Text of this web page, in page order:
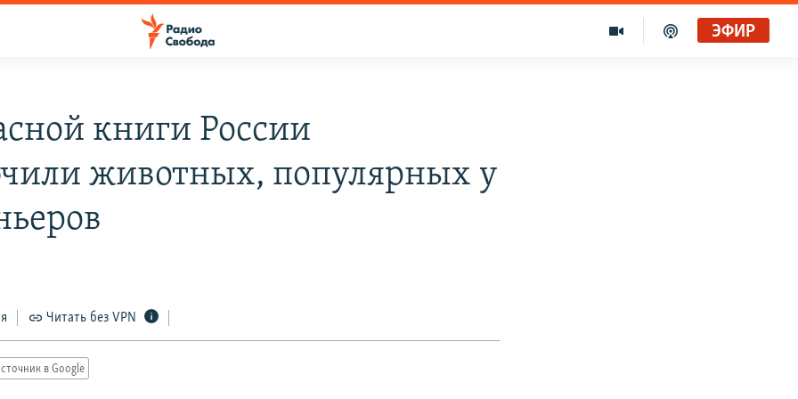
ЭФИР
книги России
животных, популярных у
Читать без VPN
в Google